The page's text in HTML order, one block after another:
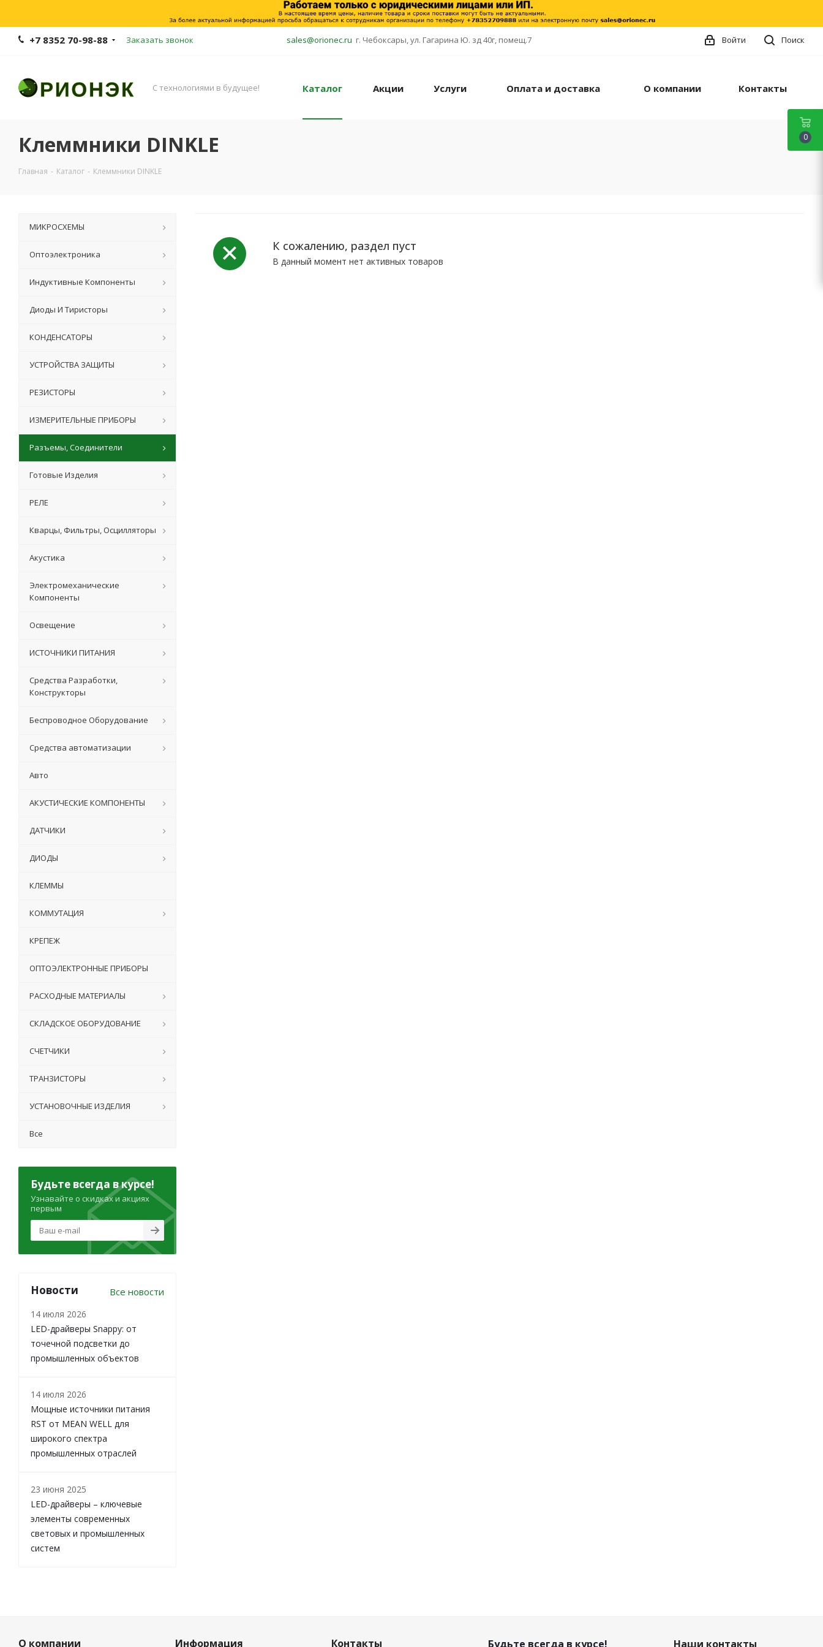
+7 8352 70-98-88 Заказать звонок sales@orionec.ru г. Чебоксары, ул. Гагарина Ю. зд 40г, помещ.7 Поиск
Войти
С технологиями в будущее! Каталог Акции Услуги Оплата и доставка О компании Контакты
Клеммники DINKLE
Главная - Каталог - Клеммники DINKLE
К сожалению, раздел пуст
В данный момент нет активных товаров
МИКРОСХЕМЫ
Оптоэлектроника
Индуктивные Компоненты
Диоды И Тиристоры
КОНДЕНСАТОРЫ
УСТРОЙСТВА ЗАЩИТЫ
РЕЗИСТОРЫ
ИЗМЕРИТЕЛЬНЫЕ ПРИБОРЫ
Разъемы, Соединители
Готовые Изделия
РЕЛЕ
Кварцы, Фильтры, Осцилляторы
Акустика
Электромеханические
Компоненты
Освещение
ИСТОЧНИКИ ПИТАНИЯ
Средства Разработки,
Конструкторы
Беспроводное Оборудование
Средства автоматизации
Авто
АКУСТИЧЕСКИЕ КОМПОНЕНТЫ
ДАТЧИКИ
ДИОДЫ
КЛЕММЫ
КОММУТАЦИЯ
КРЕПЕЖ
ОПТОЭЛЕКТРОННЫЕ ПРИБОРЫ
РАСХОДНЫЕ МАТЕРИАЛЫ
СКЛАДСКОЕ ОБОРУДОВАНИЕ
СЧЕТЧИКИ
ТРАНЗИСТОРЫ
УСТАНОВОЧНЫЕ ИЗДЕЛИЯ
Все
Будьте всегда в курсе!
Узнавайте о скидках и акциях
первым
Новости Все новости
14 июля 2026
LED-драйверы Snappy: от
точечной подсветки до
промышленных объектов
14 июля 2026
Мощные источники питания
RST от MEAN WELL для
широкого спектра
промышленных отраслей
23 июня 2025
LED-драйверы – ключевые
элементы современных
световых и промышленных
систем
О компании Информация Контакты Будьте всегда в курсе! Наши контакты
0